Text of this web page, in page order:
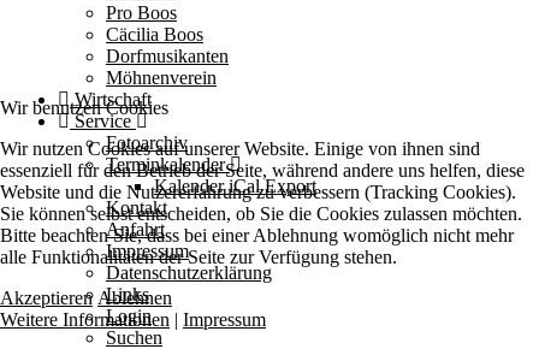
Pro Boos
Cäcilia Boos
Dorfmusikanten
Möhnenverein
Wirtschaft
Service
Fotoarchiv
Terminkalender
Kalender iCal Export
Kontakt
Anfahrt
Impressum
Datenschutzerklärung
Links
Login
Suchen
Wir benutzen Cookies
Wir nutzen Cookies auf unserer Website. Einige von ihnen sind
essenziell für den Betrieb der Seite, während andere uns helfen, diese
Website und die Nutzererfahrung zu verbessern (Tracking Cookies).
Sie können selbst entscheiden, ob Sie die Cookies zulassen möchten.
Bitte beachten Sie, dass bei einer Ablehnung womöglich nicht mehr
alle Funktionalitäten der Seite zur Verfügung stehen.
Akzeptieren Ablehnen
Weitere Informationen | Impressum